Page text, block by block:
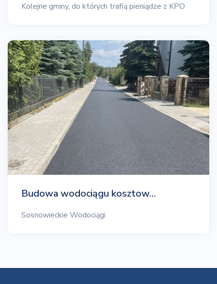
Kolejne gminy, do których trafią pieniądze z KPO
Budowa wodociągu kosztow…
Sosnowieckie Wodociągi